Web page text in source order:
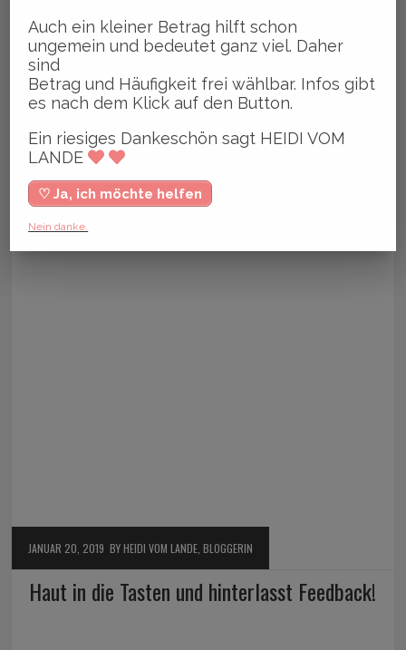
JANUAR 20, 2019 BY HEIDI VOM LANDE, BLOGGERIN
Haut in die Tasten und hinterlasst Feedback!
Auch ein kleiner Betrag hilft schon
ungemein und bedeutet ganz viel. Daher
sind
Betrag und Häufigkeit frei wählbar. Infos gibt
es nach dem Klick auf den Button.
Ein riesiges Dankeschön sagt HEIDI VOM
LANDE
♡ Ja, ich möchte helfen
Nein danke.